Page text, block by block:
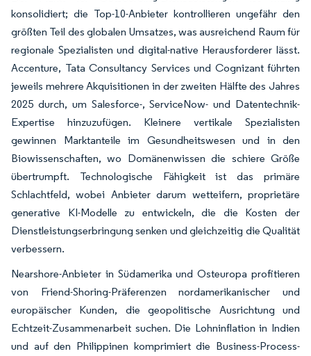
konsolidiert; die Top-10-Anbieter kontrollieren ungefähr den
größten Teil des globalen Umsatzes, was ausreichend Raum für
regionale Spezialisten und digital-native Herausforderer lässt.
Accenture, Tata Consultancy Services und Cognizant führten
jeweils mehrere Akquisitionen in der zweiten Hälfte des Jahres
2025 durch, um Salesforce-, ServiceNow- und Datentechnik-
Expertise hinzuzufügen. Kleinere vertikale Spezialisten
gewinnen Marktanteile im Gesundheitswesen und in den
Biowissenschaften, wo Domänenwissen die schiere Größe
übertrumpft. Technologische Fähigkeit ist das primäre
Schlachtfeld, wobei Anbieter darum wetteifern, proprietäre
generative KI-Modelle zu entwickeln, die die Kosten der
Dienstleistungserbringung senken und gleichzeitig die Qualität
verbessern.
Nearshore-Anbieter in Südamerika und Osteuropa profitieren
von Friend-Shoring-Präferenzen nordamerikanischer und
europäischer Kunden, die geopolitische Ausrichtung und
Echtzeit-Zusammenarbeit suchen. Die Lohninflation in Indien
und auf den Philippinen komprimiert die Business-Process-